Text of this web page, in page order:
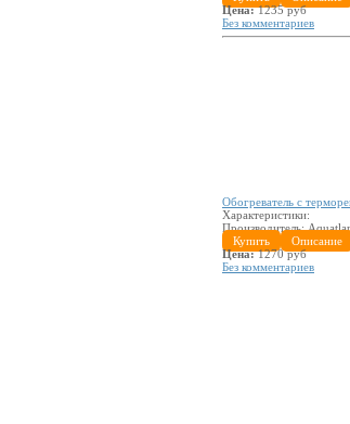
Цена:1235 руб
Без комментариев
Обогреватель с
Характеристики:
Производитель:
Купить
Описание
Цена:1270 руб
Без комментариев